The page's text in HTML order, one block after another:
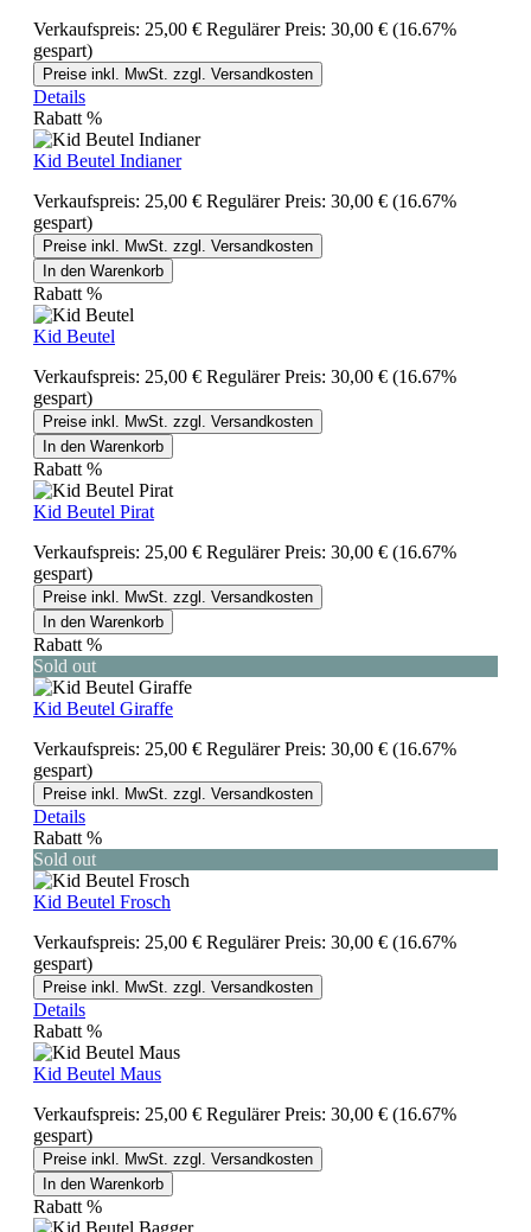
Verkaufspreis: 25,00 € Regulärer Preis: 30,00 € (16.67%
gespart)
Preise inkl. MwSt. zzgl. Versandkosten
Details
Rabatt %
Kid Beutel Indianer
Verkaufspreis: 25,00 € Regulärer Preis: 30,00 € (16.67%
gespart)
Preise inkl. MwSt. zzgl. Versandkosten
In den Warenkorb
Rabatt %
Kid Beutel
Verkaufspreis: 25,00 € Regulärer Preis: 30,00 € (16.67%
gespart)
Preise inkl. MwSt. zzgl. Versandkosten
In den Warenkorb
Rabatt %
Kid Beutel Pirat
Verkaufspreis: 25,00 € Regulärer Preis: 30,00 € (16.67%
gespart)
Preise inkl. MwSt. zzgl. Versandkosten
In den Warenkorb
Rabatt %
Sold out
Kid Beutel Giraffe
Verkaufspreis: 25,00 € Regulärer Preis: 30,00 € (16.67%
gespart)
Preise inkl. MwSt. zzgl. Versandkosten
Details
Rabatt %
Sold out
Kid Beutel Frosch
Verkaufspreis: 25,00 € Regulärer Preis: 30,00 € (16.67%
gespart)
Preise inkl. MwSt. zzgl. Versandkosten
Details
Rabatt %
Kid Beutel Maus
Verkaufspreis: 25,00 € Regulärer Preis: 30,00 € (16.67%
gespart)
Preise inkl. MwSt. zzgl. Versandkosten
In den Warenkorb
Rabatt %